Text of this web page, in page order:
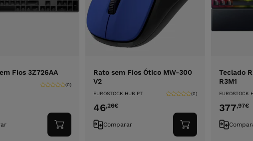
Fios 3Z726AA
(0)
Adicionar
ao
Rato sem Fios Ótico MW-300
V2
EUROSTOCK HUB PT (0)
46,26€
Comparar
Adicionar
ao
Teclado
R3M1
EUROSTOCK
377,97€